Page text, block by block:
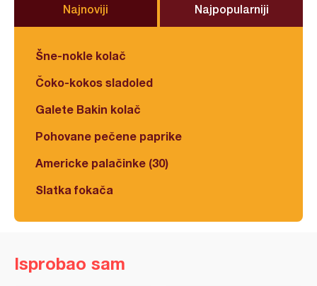
Najnoviji Najpopularniji
Šne-nokle kolač
Čoko-kokos sladoled
Galete Bakin kolač
Pohovane pečene paprike
Americke palačinke (30)
Slatka fokača
Isprobao sam